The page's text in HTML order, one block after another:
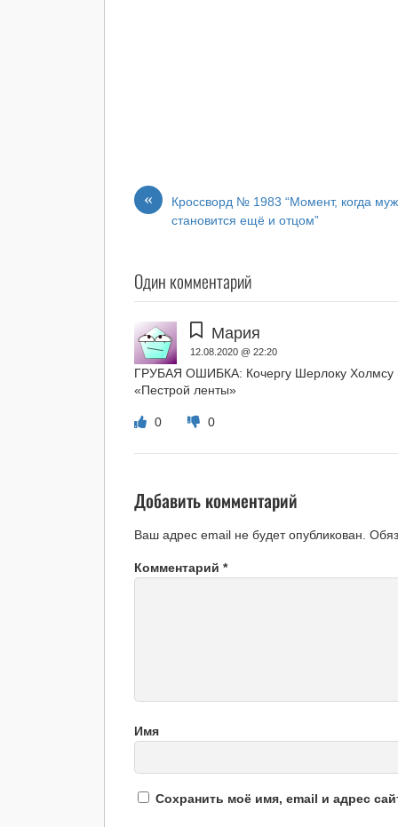
«
Кроссворд № 1983 “Момент, когда муж
становится ещё и отцом”
Один комментарий
Мария
12.08.2020 @ 22:20
ГРУБАЯ ОШИБКА: Кочергу Шерлоку Холмсу
«Пестрой ленты»
0 0
Добавить комментарий
Ваш адрес email не будет опубликован.
Комментарий*
Имя
Сохранить моё имя, email и адрес